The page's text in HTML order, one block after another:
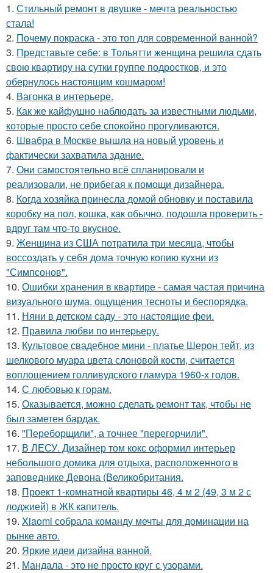
1. Стильный ремонт в двушке - мечта реальностью
стала!
2. Почему покраска - это топ для современной ванной?
3. Представьте себе: в Тольятти женщина решила сдать
свою квартиру на сутки группе подростков, и это
обернулось настоящим кошмаром!
4. Вагонка в интерьере.
5. Как же кайфушно наблюдать за известными людьми,
которые просто себе спокойно прогуливаются.
6. Швабра в Москве вышла на новый уровень и
фактически захватила здание.
7. Они самостоятельно всё спланировали и
реализовали, не прибегая к помощи дизайнера.
8. Когда хозяйка принесла домой обновку и поставила
коробку на пол, кошка, как обычно, подошла проверить -
вдруг там что-то вкусное.
9. Женщина из США потратила три месяца, чтобы
воссоздать у себя дома точную копию кухни из
"Симпсонов".
10. Ошибки хранения в квартире - самая частая причина
визуального шума, ощущения тесноты и беспорядка.
11. Няни в детском саду - это настоящие феи.
12. Правила любви по интеpьеpу.
13. Культовое свадебное мини - платье Шерон тейт, из
шелкового муара цвета слоновой кости, считается
воплощением голливудского гламура 1960-х годов.
14. С любовью к горам.
15. Оказывается, можно сделать ремонт так, чтобы не
был заметен бардак.
16. "Переборщили", а точнее "перегорчили".
17. В ЛЕСУ. Дизайнер том кокс оформил интерьер
небольшого домика для отдыха, расположенного в
заповеднике Девона (Великобритания.
18. Проект 1-комнатной квартиры 46, 4 м 2 (49, 3 м 2 с
лоджией) в ЖК капитель.
19. Xiaomi собрала команду мечты для доминации на
рынке авто.
20. Яркие идеи дизайна ванной.
21. Мандала - это не просто круг с узорами.